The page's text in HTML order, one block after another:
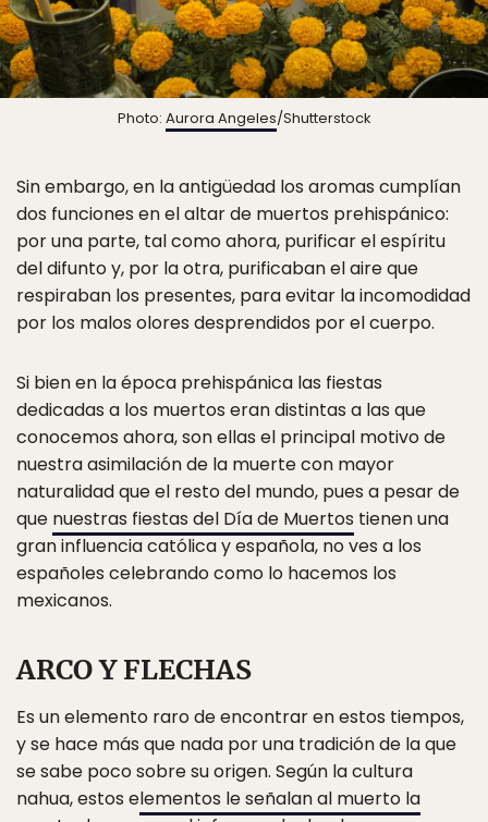
Photo: Aurora Angeles/Shutterstock
Sin embargo, en la antigüedad los aromas cumplían
dos funciones en el altar de muertos prehispánico:
por una parte, tal como ahora, purificar el espíritu
del difunto y, por la otra, purificaban el aire que
respiraban los presentes, para evitar la incomodidad
por los malos olores desprendidos por el cuerpo.
Si bien en la época prehispánica las fiestas
dedicadas a los muertos eran distintas a las que
conocemos ahora, son ellas el principal motivo de
nuestra asimilación de la muerte con mayor
naturalidad que el resto del mundo, pues a pesar de
que nuestras fiestas del Día de Muertos tienen una
gran influencia católica y española, no ves a los
españoles celebrando como lo hacemos los
mexicanos.
ARCO Y FLECHAS
Es un elemento raro de encontrar en estos tiempos,
y se hace más que nada por una tradición de la que
se sabe poco sobre su origen. Según la cultura
nahua, estos elementos le señalan al muerto la